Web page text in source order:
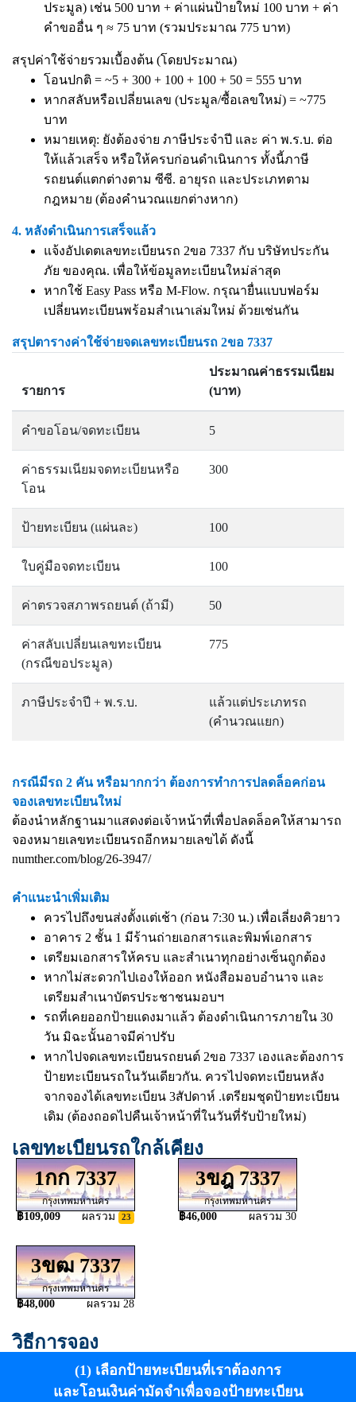
ประมูล) เช่น 500 บาท + ค่าแผ่นป้ายใหม่ 100 บาท + ค่า
คำขออื่น ๆ ≈ 75 บาท (รวมประมาณ 775 บาท)
สรุปค่าใช้จ่ายรวมเบื้องต้น (โดยประมาณ)
โอนปกติ = ~5 + 300 + 100 + 100 + 50 = 555 บาท
หากสลับหรือเปลี่ยนเลข (ประมูล/ซื้อเลขใหม่) = ~775
บาท
หมายเหตุ: ยังต้องจ่าย ภาษีประจำปี และ ค่า พ.ร.บ. ต่อ
ให้แล้วเสร็จ หรือให้ครบก่อนดำเนินการ ทั้งนี้ภาษี
รถยนต์แตกต่างตาม ซีซี. อายุรถ และประเภทตาม
กฎหมาย (ต้องคำนวณแยกต่างหาก)
4. หลังดำเนินการเสร็จแล้ว
แจ้งอัปเดตเลขทะเบียนรถ 2ขอ 7337 กับ บริษัทประกัน
ภัย ของคุณ. เพื่อให้ข้อมูลทะเบียนใหม่ล่าสุด
หากใช้ Easy Pass หรือ M-Flow. กรุณายื่นแบบฟอร์ม
เปลี่ยนทะเบียนพร้อมสำเนาเล่มใหม่ ด้วยเช่นกัน
สรุปตารางค่าใช้จ่ายจดเลขทะเบียนรถ 2ขอ 7337
รายการ
ประมาณค่าธรรมเนียม
(บาท)
คำขอโอน/จดทะเบียน 5
ค่าธรรมเนียมจดทะเบียนหรือ
โอน
300
ป้ายทะเบียน (แผ่นละ) 100
ใบคู่มือจดทะเบียน 100
ค่าตรวจสภาพรถยนต์ (ถ้ามี) 50
ค่าสลับเปลี่ยนเลขทะเบียน
(กรณีขอประมูล)
775
ภาษีประจำปี + พ.ร.บ.
แล้วแต่ประเภทรถ
(คำนวณแยก)
กรณีมีรถ 2 คัน หรือมากกว่า ต้องการทำการปลดล็อคก่อน
จองเลขทะเบียนใหม่
ต้องนำหลักฐานมาแสดงต่อเจ้าหน้าที่เพื่อปลดล็อคให้สามารถ
จองหมายเลขทะเบียนรถอีกหมายเลขได้ ดังนี้
numther.com/blog/26-3947/
คำแนะนำเพิ่มเติม
ควรไปถึงขนส่งตั้งแต่เช้า (ก่อน 7:30 น.) เพื่อเลี่ยงคิวยาว
อาคาร 2 ชั้น 1 มีร้านถ่ายเอกสารและพิมพ์เอกสาร
เตรียมเอกสารให้ครบ และสำเนาทุกอย่างเซ็นถูกต้อง
หากไม่สะดวกไปเองให้ออก หนังสือมอบอำนาจ และ
เตรียมสำเนาบัตรประชาชนมอบฯ
รถที่เคยออกป้ายแดงมาแล้ว ต้องดำเนินการภายใน 30
วัน มิฉะนั้นอาจมีค่าปรับ
หากไปจดเลขทะเบียนรถยนต์ 2ขอ 7337 เองและต้องการ
ป้ายทะเบียนรถในวันเดียวกัน. ควรไปจดทะเบียนหลัง
จากจองได้เลขทะเบียน 3สัปดาห์ .เตรียมชุดป้ายทะเบียน
เดิม (ต้องถอดไปคืนเจ้าหน้าที่ในวันที่รับป้ายใหม่)
เลขทะเบียนรถใกล้เคียง
1กก 7337
กรุงเทพมหานคร
฿109,009 ผลรวม 23
3ขฎ 7337
กรุงเทพมหานคร
฿46,000 ผลรวม 30
3ขฒ 7337
กรุงเทพมหานคร
฿48,000 ผลรวม 28
วิธีการจอง
(1) เลือกป้ายทะเบียนที่เราต้องการ
และโอนเงินค่ามัดจำเพื่อจองป้ายทะเบียน